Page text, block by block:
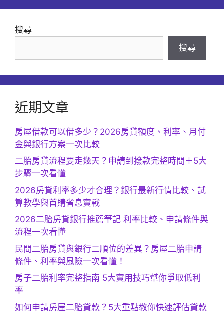
搜尋
搜尋
近期文章
房屋借款可以借多少？2026房貸額度、利率、月付
金與銀行方案一次比較
二胎房貸流程要走幾天？申請到撥款完整時間＋5大
步驟一次看懂
2026房貸利率多少才合理？銀行最新行情比較、試
算教學與首購省息實戰
2026二胎房貸銀行推薦筆記 利率比較、申請條件與
流程一次看懂
民間二胎房貸與銀行二順位的差異？房屋二胎申請
條件、利率與風險一次看懂！
房子二胎利率完整指南 5大實用技巧幫你爭取低利
率
如何申請房屋二胎貸款？5大重點教你快速評估貸款